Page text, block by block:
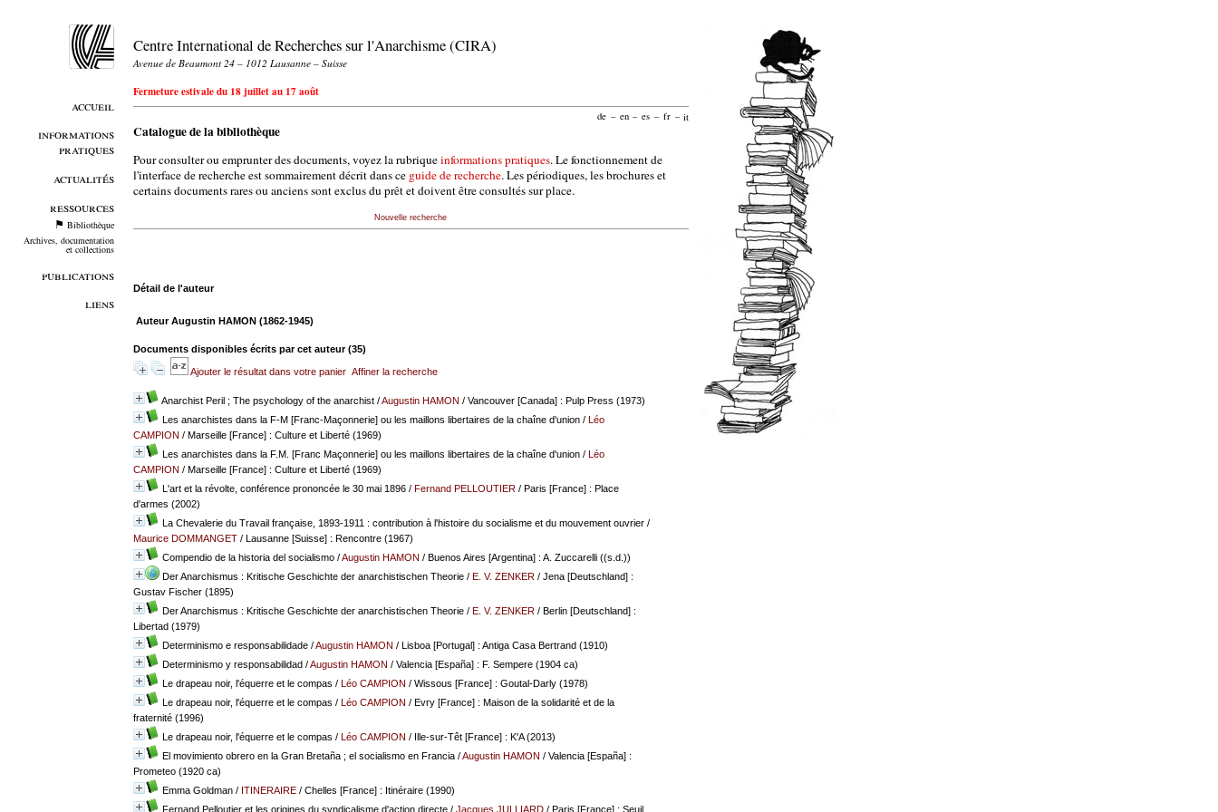
accueil
informations
pratiques
actualités
ressources
Bibliothèque
Archives, documentation
et collections
publications
liens
Centre International de Recherches sur l'Anarchisme (CIRA)
Avenue de Beaumont 24 – 1012 Lausanne – Suisse
Fermeture estivale du 18 juillet au 17 août
de – en – es – fr – it
Catalogue de la bibliothèque
Pour consulter ou emprunter des documents, voyez la rubriqueinformations pratiques. Le fonctionnement de
l'interface de recherche est sommairement décrit dans ce guide de recherche. Les périodiques, les brochures et
certains documents rares ou anciens sont exclus du prêt et doivent être consultés sur place.
Nouvelle recherche
Détail de l'auteur
Auteur Augustin HAMON (1862-1945)
Documents disponibles écrits par cet auteur (35)
Ajouter le résultat dans votre panier Affiner la recherche
Anarchist Peril ; The psychology of the anarchist/Augustin HAMON / Vancouver [Canada] : Pulp Press (1973)
Les anarchistes dans la F-M [Franc-Maçonnerie] ou les maillons libertaires de la chaîne d'union/ Léo
CAMPION / Marseille [France] : Culture et Liberté (1969)
Les anarchistes dans la F.M. [Franc Maçonnerie] ou les maillons libertaires de la chaîne d'union/ Léo
CAMPION / Marseille [France] : Culture et Liberté (1969)
L'art et la révolte, conférence prononcée le 30 mai 1896/ Fernand PELLOUTIER/ Paris [France] : Place
d'armes (2002)
La Chevalerie du Travail française, 1893-1911 : contribution à l'histoire du socialisme et du mouvement ouvrier/
Maurice DOMMANGET/ Lausanne [Suisse] : Rencontre (1967)
Compendio de la historia del socialismo/Augustin HAMON / Buenos Aires [Argentina] : A. Zuccarelli ((s.d.))
Der Anarchismus : Kritische Geschichte der anarchistischen Theorie/ E. V. ZENKER/ Jena [Deutschland] :
Gustav Fischer (1895)
Der Anarchismus : Kritische Geschichte der anarchistischen Theorie/ E. V. ZENKER/ Berlin [Deutschland] :
Libertad (1979)
Determinismo e responsabilidade/Augustin HAMON / Lisboa [Portugal] : Antiga Casa Bertrand (1910)
Determinismo y responsabilidad/Augustin HAMON / Valencia [España] : F. Sempere (1904 ca)
Le drapeau noir, l'équerre et le compas / Léo CAMPION / Wissous [France] : Goutal-Darly (1978)
Le drapeau noir, l'équerre et le compas / Léo CAMPION / Evry [France] : Maison de la solidarité et de la
fraternité (1996)
Le drapeau noir, l'équerre et le compas / Léo CAMPION / Ille-sur-Têt [France] : K'A (2013)
El movimiento obrero en la Gran Bretaña ; el socialismo en Francia/Augustin HAMON / Valencia [España] :
Prometeo (1920 ca)
Emma Goldman/ ITINERAIRE/ Chelles [France] : Itinéraire (1990)
Fernand Pelloutier et les origines du syndicalisme d'action directe/ Jacques JULLIARD/ Paris [France] : Seuil